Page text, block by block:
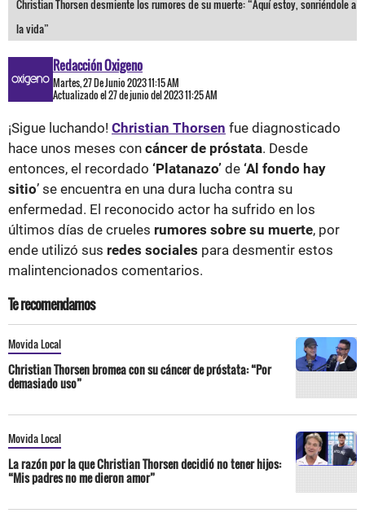
Christian Thorsen desmiente los rumores de su muerte: “Aquí estoy, sonriéndole a
la vida”
Redacción Oxigeno
Martes, 27 De Junio 2023 11:15 AM
Actualizado el 27 de junio del 2023 11:25 AM
¡Sigue luchando! Christian Thorsen fue diagnosticado
hace unos meses con cáncer de próstata. Desde
entonces, el recordado ‘Platanazo’ de ‘Al fondo hay
sitio’ se encuentra en una dura lucha contra su
enfermedad. El reconocido actor ha sufrido en los
últimos días de crueles rumores sobre su muerte, por
ende utilizó sus redes sociales para desmentir estos
malintencionados comentarios.
Te recomendamos
Movida Local
Christian Thorsen bromea con su cáncer de próstata: “Por
demasiado uso”
Movida Local
La razón por la que Christian Thorsen decidió no tener hijos:
“Mis padres no me dieron amor”